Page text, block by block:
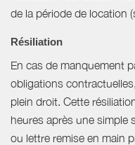
de la période de location
Résiliation
En cas de manquement
obligations
plein droit. Cette
heures après une simple
ou lettre remise en main